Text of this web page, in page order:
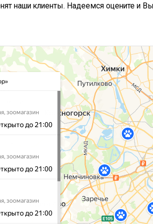
наши клиенты. Надеемся оцените и